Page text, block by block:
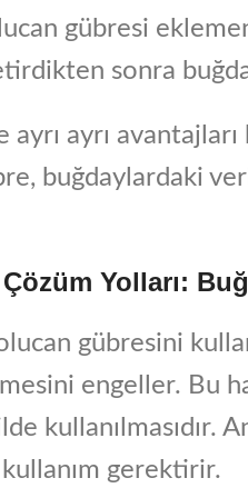
gübresi
sonra
ayrı avantajları
buğdaylardaki
Çözüm Yolları:
gübresini
engeller. Bu
kullanılmasıdır.
gerektirir.